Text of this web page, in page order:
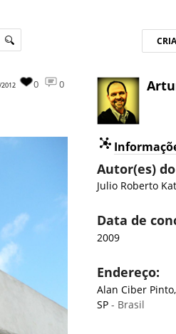
0
0
Autor(es)
Julio Roberto
Data de
2009
Endereço:
Alan Ciber
SP - Brasil